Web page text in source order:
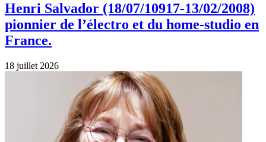
Henri Salvador (18/07/10917-13/02/2008)
pionnier de l’électro et du home‑studio en
France.
18 juillet 2026